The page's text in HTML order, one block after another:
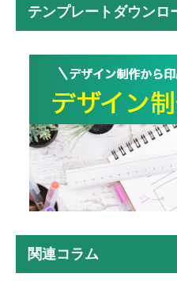
テンプレートダウンロ
関連コラム